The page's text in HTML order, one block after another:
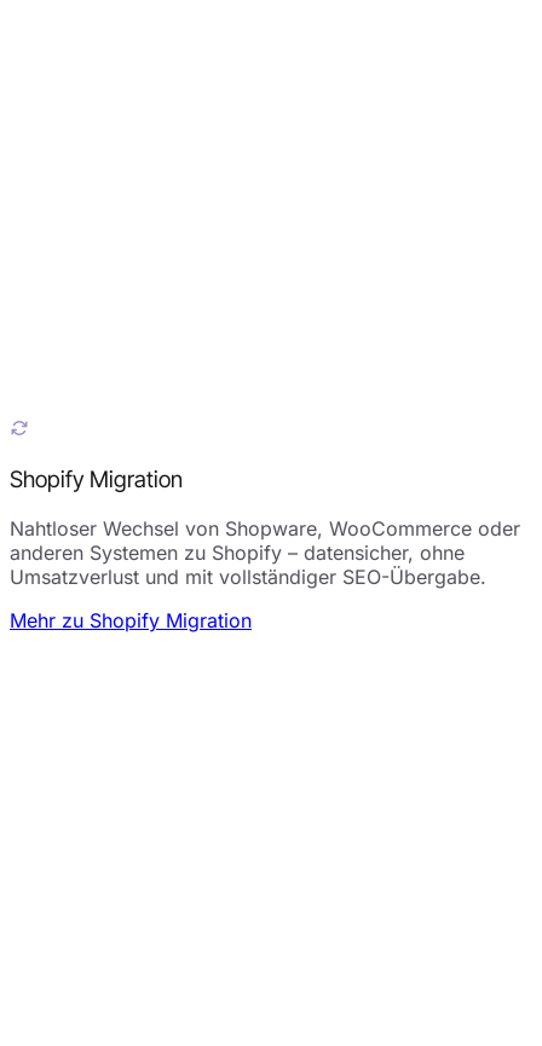
Shopify Migration
Nahtloser Wechsel von Shopware, WooCommerce oder
anderen Systemen zu Shopify – datensicher, ohne
Umsatzverlust und mit vollständiger SEO-Übergabe.
Mehr zu Shopify Migration